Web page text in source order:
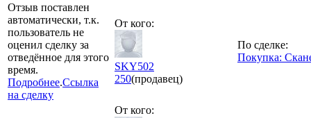
Отзыв поставлен
автоматически, т.к.
пользователь не
оценил сделку за
отведённое для этого
время.
Подробнее.Ссылка
на сделку
От кого:
SKY502
250(продавец)
По сделке:
Покупка:
От кого: